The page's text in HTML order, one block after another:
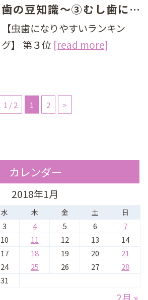
歯の豆知識～③むし歯になりやすい３大箇所第３位
【虫歯になりやすいランキン
グ】 第３位 [read more]
1 / 2 1 2 >
カレンダー
2018年1月
水 木 金 土 日
3 4 5 6
7
10 11 12 13
14
17 18 19 20
21
24 25 26 27
28
31